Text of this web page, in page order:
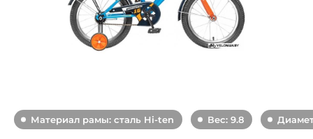
Материал рамы: сталь Hi-ten Вес: 9.8